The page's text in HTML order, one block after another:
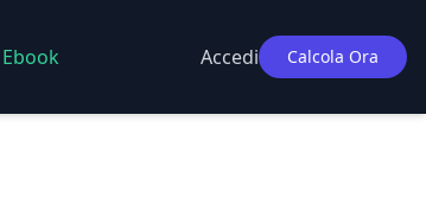
Ebook Accedi Calcola Ora